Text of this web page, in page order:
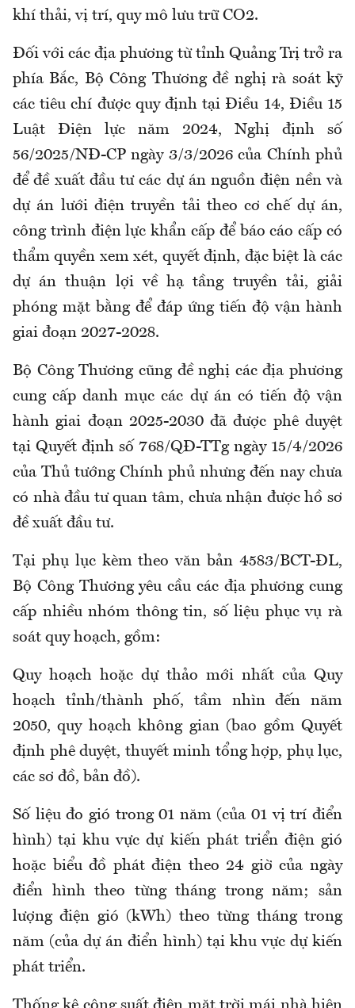
khí thải, vị trí, quy mô lưu trữ CO2.
Đối với các địa phương từ tỉnh Quảng Trị trở ra
phía Bắc, Bộ Công Thương đề nghị rà soát kỹ
các tiêu chí được quy định tại Điều 14, Điều 15
Luật Điện lực năm 2024, Nghị định số
56/2025/NĐ-CP ngày 3/3/2026 của Chính phủ
để đề xuất đầu tư các dự án nguồn điện nền và
dự án lưới điện truyền tải theo cơ chế dự án,
công trình điện lực khẩn cấp để báo cáo cấp có
thẩm quyền xem xét, quyết định, đặc biệt là các
dự án thuận lợi về hạ tầng truyền tải, giải
phóng mặt bằng để đáp ứng tiến độ vận hành
giai đoạn 2027-2028.
Bộ Công Thương cũng đề nghị các địa phương
cung cấp danh mục các dự án có tiến độ vận
hành giai đoạn 2025-2030 đã được phê duyệt
tại Quyết định số 768/QĐ-TTg ngày 15/4/2026
của Thủ tướng Chính phủ nhưng đến nay chưa
có nhà đầu tư quan tâm, chưa nhận được hồ sơ
đề xuất đầu tư.
Tại phụ lục kèm theo văn bản 4583/BCT-ĐL,
Bộ Công Thương yêu cầu các địa phương cung
cấp nhiều nhóm thông tin, số liệu phục vụ rà
soát quy hoạch, gồm:
Quy hoạch hoặc dự thảo mới nhất của Quy
hoạch tỉnh/thành phố, tầm nhìn đến năm
2050, quy hoạch không gian (bao gồm Quyết
định phê duyệt, thuyết minh tổng hợp, phụ lục,
các sơ đồ, bản đồ).
Số liệu đo gió trong 01 năm (của 01 vị trí điển
hình) tại khu vực dự kiến phát triển điện gió
hoặc biểu đồ phát điện theo 24 giờ của ngày
điển hình theo từng tháng trong năm; sản
lượng điện gió (kWh) theo từng tháng trong
năm (của dự án điển hình) tại khu vực dự kiến
phát triển.